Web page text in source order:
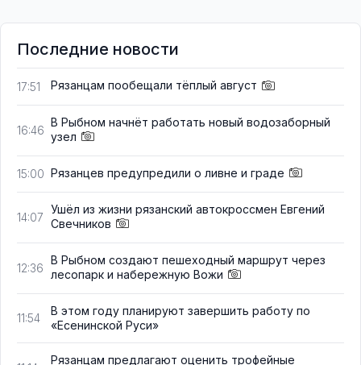
Последние новости
17:51 Рязанцам пообещали тёплый август
16:46
В Рыбном начнёт работать новый водозаборный
узел
15:00 Рязанцев предупредили о ливне и граде
14:07
Ушёл из жизни рязанский автокроссмен Евгений
Свечников
12:36
В Рыбном создают пешеходный маршрут через
лесопарк и набережную Вожи
11:54
В этом году планируют завершить работу по
«Есенинской Руси»
Рязанцам предлагают оценить трофейные